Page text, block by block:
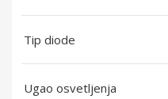
Tip diode
Ugao osvetljenja